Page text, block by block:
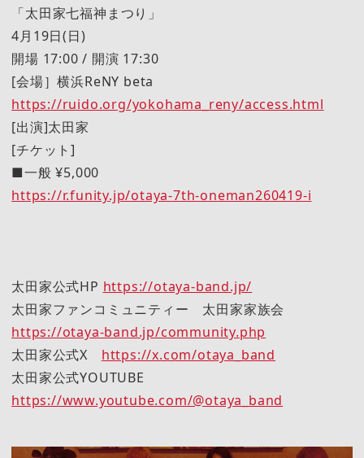
「太田家七福神まつり」
4月19日(日)
開場 17:00 / 開演 17:30
[会場］横浜ReNY beta
https://ruido.org/yokohama_reny/access.html
[出演]太田家
[チケット]
■一般 ¥5,000
https://r.funity.jp/otaya-7th-oneman260419-i
太田家公式HP https://otaya-band.jp/
太田家ファンコミュニティー 太田家家族会
https://otaya-band.jp/community.php
太田家公式X https://x.com/otaya_band
太田家公式YOUTUBE
https://www.youtube.com/@otaya_band